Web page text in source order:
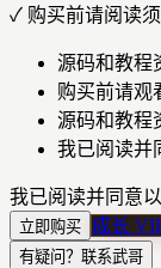
✓ 购买前请阅读
源码和教程
购买前请观
源码和教程
我已阅读并
我已阅读并同意
立即购买 成长
有疑问？联系武哥